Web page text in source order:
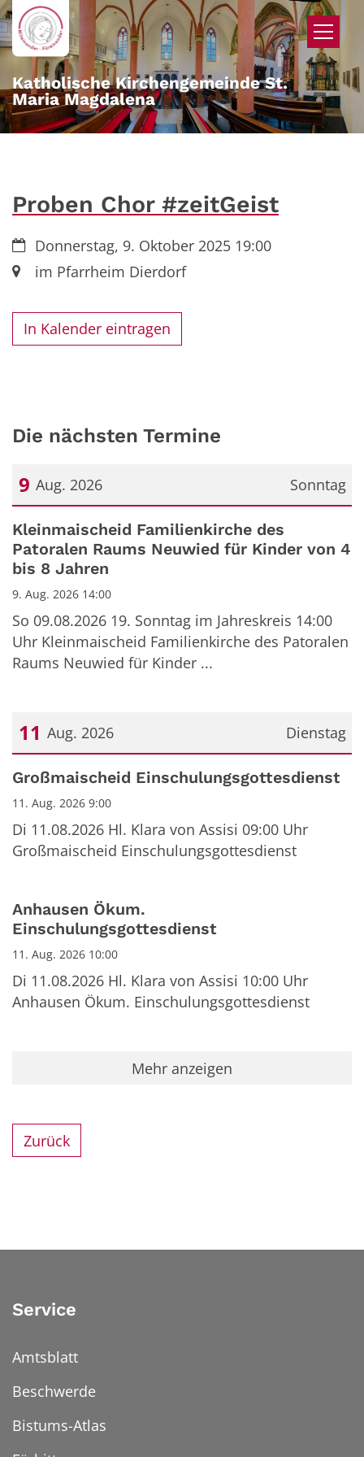
Zum Inhalt springen
Katholische Kirchengemeinde St.
Maria Magdalena
Proben Chor #zeitGeist
Datum:Donnerstag, 9. Oktober 2025 19:00
Ort:im Pfarrheim Dierdorf
In Kalender eintragen
Die nächsten Termine
Sonntag
9 Aug. 2026
Datum: 9. August 2026
Kleinmaischeid Familienkirche des
Patoralen Raums Neuwied für Kinder von 4
bis 8 Jahren
9. Aug. 2026 14:00
So 09.08.2026 19. Sonntag im Jahreskreis 14:00
Uhr Kleinmaischeid Familienkirche des Patoralen
Raums Neuwied für Kinder ...
Dienstag
11 Aug. 2026
Datum: 11. August 2026
Großmaischeid Einschulungsgottesdienst
11. Aug. 2026 9:00
Di 11.08.2026 Hl. Klara von Assisi 09:00 Uhr
Großmaischeid Einschulungsgottesdienst
Anhausen Ökum.
Einschulungsgottesdienst
11. Aug. 2026 10:00
Di 11.08.2026 Hl. Klara von Assisi 10:00 Uhr
Anhausen Ökum. Einschulungsgottesdienst
Mehr anzeigen
Zurück
Service
Amtsblatt
Beschwerde
Bistums-Atlas